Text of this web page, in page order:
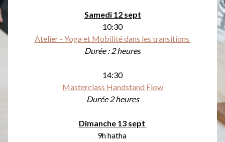
Samedi 12 sept
10:30
Atelier - Yoga et Mobilité dans les transitions
Durée : 2 heures
14:30
Masterclass Handstand Flow
Durée 2 heures
Dimanche 13 sept
9h hatha